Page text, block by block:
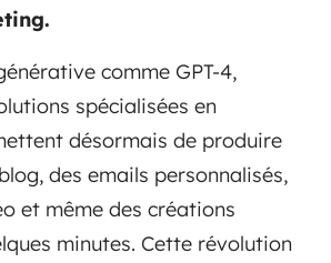
comme GPT-4,
spécialisées en
désormais de produire
des emails personnalisés,
et même des créations
minutes. Cette révolution